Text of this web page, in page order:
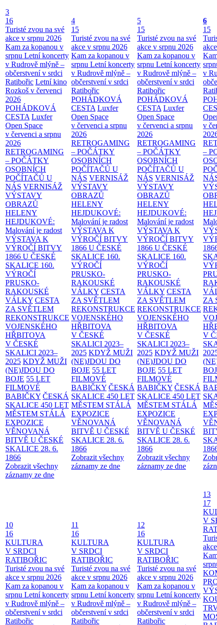
3
16
Turisté zvou na své
akce v srpnu 2026
Kam za kopanou v
srpnu Letní koncerty
v Rudrově mlýně –
občerstvení v srdci
Ratibořic Letní kino
Rozkoš v červenci
2026
POHÁDKOVÁ
CESTA Luxfer
Open Space
v červenci a srpnu
2026
RETROGAMING
– POČÁTKY
OSOBNÍCH
POČÍTAČŮ U
NÁS VERNISÁŽ
VÝSTAVY
OBRAZŮ
HELENY
HEJDUKOVÉ:
Malování je radost
VÝSTAVA K
VÝROČÍ BITVY
1866 U ČESKÉ
SKALICE 160.
VÝROČÍ
PRUSKO-
RAKOUSKÉ
VÁLKY CESTA
ZA SVĚTLEM
REKONSTRUKCE
VOJENSKÉHO
HŘBITOVA
V ČESKÉ
SKALICI 2023–
2025 KDYŽ MUŽI
(NE)JDOU DO
BOJE 55 LET
FILMOVÉ
BABIČKY ČESKÁ
SKALICE 450 LET
MĚSTEM STÁLÁ
EXPOZICE
VĚNOVANÁ
BITVĚ U ČESKÉ
SKALICE 28. 6.
1866
Zobrazit všechny
záznamy ze dne
4
15
Turisté zvou na své
akce v srpnu 2026
Kam za kopanou v
srpnu Letní koncerty
v Rudrově mlýně –
občerstvení v srdci
Ratibořic
POHÁDKOVÁ
CESTA Luxfer
Open Space
v červenci a srpnu
2026
RETROGAMING
– POČÁTKY
OSOBNÍCH
POČÍTAČŮ U
NÁS VERNISÁŽ
VÝSTAVY
OBRAZŮ
HELENY
HEJDUKOVÉ:
Malování je radost
VÝSTAVA K
VÝROČÍ BITVY
1866 U ČESKÉ
SKALICE 160.
VÝROČÍ
PRUSKO-
RAKOUSKÉ
VÁLKY CESTA
ZA SVĚTLEM
REKONSTRUKCE
VOJENSKÉHO
HŘBITOVA
V ČESKÉ
SKALICI 2023–
2025 KDYŽ MUŽI
(NE)JDOU DO
BOJE 55 LET
FILMOVÉ
BABIČKY ČESKÁ
SKALICE 450 LET
MĚSTEM STÁLÁ
EXPOZICE
VĚNOVANÁ
BITVĚ U ČESKÉ
SKALICE 28. 6.
1866
Zobrazit všechny
záznamy ze dne
5
15
Turisté zvou na své
akce v srpnu 2026
Kam za kopanou v
srpnu Letní koncerty
v Rudrově mlýně –
občerstvení v srdci
Ratibořic
POHÁDKOVÁ
CESTA Luxfer
Open Space
v červenci a srpnu
2026
RETROGAMING
– POČÁTKY
OSOBNÍCH
POČÍTAČŮ U
NÁS VERNISÁŽ
VÝSTAVY
OBRAZŮ
HELENY
HEJDUKOVÉ:
Malování je radost
VÝSTAVA K
VÝROČÍ BITVY
1866 U ČESKÉ
SKALICE 160.
VÝROČÍ
PRUSKO-
RAKOUSKÉ
VÁLKY CESTA
ZA SVĚTLEM
REKONSTRUKCE
VOJENSKÉHO
HŘBITOVA
V ČESKÉ
SKALICI 2023–
2025 KDYŽ MUŽI
(NE)JDOU DO
BOJE 55 LET
FILMOVÉ
BABIČKY ČESKÁ
SKALICE 450 LET
MĚSTEM STÁLÁ
EXPOZICE
VĚNOVANÁ
BITVĚ U ČESKÉ
SKALICE 28. 6.
1866
Zobrazit všechny
záznamy ze dne
6
15
v
v
–
ZA
V
10
16
KULTURA
V SRDCI
RATIBOŘIC
Turisté zvou na své
akce v srpnu 2026
Kam za kopanou v
srpnu Letní koncerty
v Rudrově mlýně –
občerstvení v srdci
Ratibořic
11
16
KULTURA
V SRDCI
RATIBOŘIC
Turisté zvou na své
akce v srpnu 2026
Kam za kopanou v
srpnu Letní koncerty
v Rudrově mlýně –
občerstvení v srdci
Ratibořic
12
16
KULTURA
V SRDCI
RATIBOŘIC
Turisté zvou na své
akce v srpnu 2026
Kam za kopanou v
srpnu Letní koncerty
v Rudrově mlýně –
občerstvení v srdci
Ratibořic
13
17
V